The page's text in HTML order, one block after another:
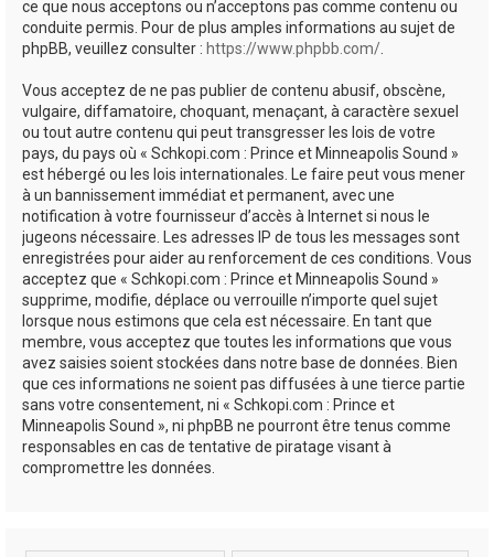
ce que nous acceptons ou n’acceptons pas comme contenu ou
conduite permis. Pour de plus amples informations au sujet de
phpBB, veuillez consulter : https://www.phpbb.com/
Vous acceptez de ne pas publier de contenu abusif, obscène,
vulgaire, diffamatoire, choquant, menaçant, à caractère sexuel
ou tout autre contenu qui peut transgresser les lois de votre
pays, du pays où « Schkopi.com : Prince et Minneapolis Sound »
est hébergé ou les lois internationales. Le faire peut vous mener
à un bannissement immédiat et permanent, avec une
notification à votre fournisseur d’accès à Internet si nous le
jugeons nécessaire. Les adresses IP de tous les messages sont
enregistrées pour aider au renforcement de ces conditions. Vous
acceptez que « Schkopi.com : Prince et Minneapolis Sound »
supprime, modifie, déplace ou verrouille n’importe quel sujet
lorsque nous estimons que cela est nécessaire. En tant que
membre, vous acceptez que toutes les informations que vous
avez saisies soient stockées dans notre base de données. Bien
que ces informations ne soient pas diffusées à une tierce partie
sans votre consentement, ni « Schkopi.com : Prince et
Minneapolis Sound », ni phpBB ne pourront être tenus comme
responsables en cas de tentative de piratage visant à
compromettre les données.